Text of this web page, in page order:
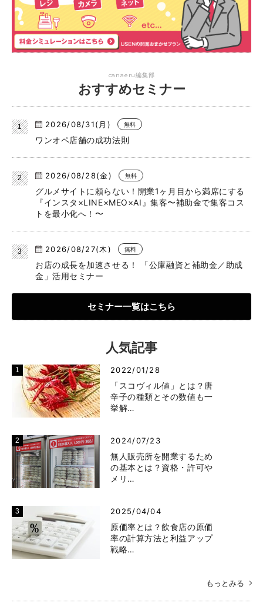
canaeru編集部
おすすめセミナー
2026/08/31(月) 無料
ワンオペ店舗の成功法則
2026/08/28(金) 無料
グルメサイトに頼らない！開業1ヶ月目から満席にする
『インスタ×LINE×MEO×AI』集客〜補助金で集客コス
トを最小化へ！〜
2026/08/27(木) 無料
お店の成長を加速させる！ 「公庫融資と補助金／助成
金」活用セミナー
セミナー一覧はこちら
人気記事
2022/01/28
「スコヴィル値」とは？唐
辛子の種類とその数値も一
挙解…
2024/07/23
無人販売所を開業するため
の基本とは？資格・許可や
メリ…
2025/04/04
原価率とは？飲食店の原価
率の計算方法と利益アップ
戦略…
もっとみる